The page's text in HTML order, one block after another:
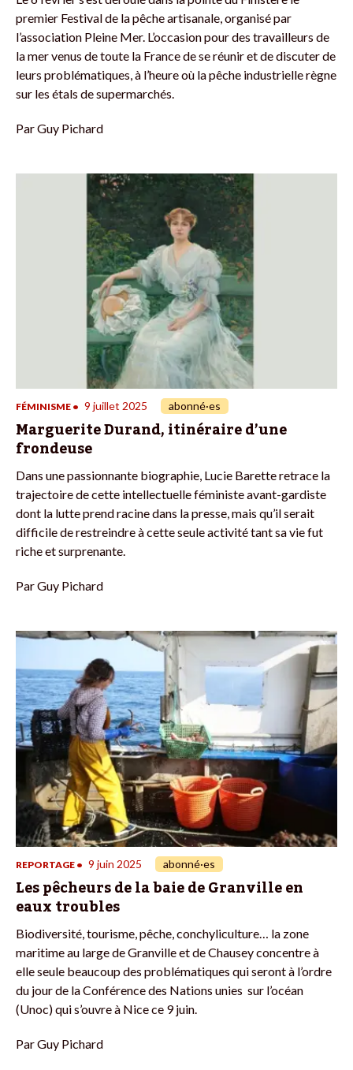
premier Festival de la pêche artisanale, organisé par
l’association Pleine Mer. L’occasion pour des travailleurs de
la mer venus de toute la France de se réunir et de discuter de
leurs problématiques, à l’heure où la pêche industrielle règne
sur les étals de supermarchés.
ParGuy Pichard
FÉMINISME • 9 juillet 2025 abonné·es
Marguerite Durand, itinéraire d’une
frondeuse
Dans une passionnante biographie, Lucie Barette retrace la
trajectoire de cette intellectuelle féministe avant-gardiste
dont la lutte prend racine dans la presse, mais qu’il serait
difficile de restreindre à cette seule activité tant sa vie fut
riche et surprenante.
ParGuy Pichard
REPORTAGE • 9 juin 2025 abonné·es
Les pêcheurs de la baie de Granville en
eaux troubles
Biodiversité, tourisme, pêche, conchyliculture… la zone
maritime au large de Granville et de Chausey concentre à
elle seule beaucoup des problématiques qui seront à l’ordre
du jour de la Conférence des Nations unies sur l’océan
(Unoc) qui s’ouvre à Nice ce 9 juin.
ParGuy Pichard